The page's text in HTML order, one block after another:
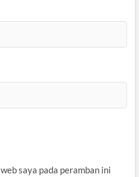
saya pada peramban ini